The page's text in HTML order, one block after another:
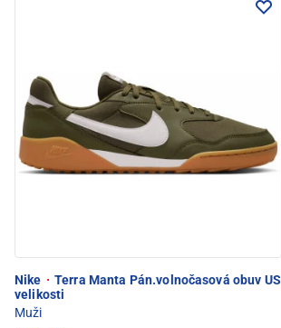
Nike · Terra Manta Pán.volnočasová obuv US
velikosti
Muži